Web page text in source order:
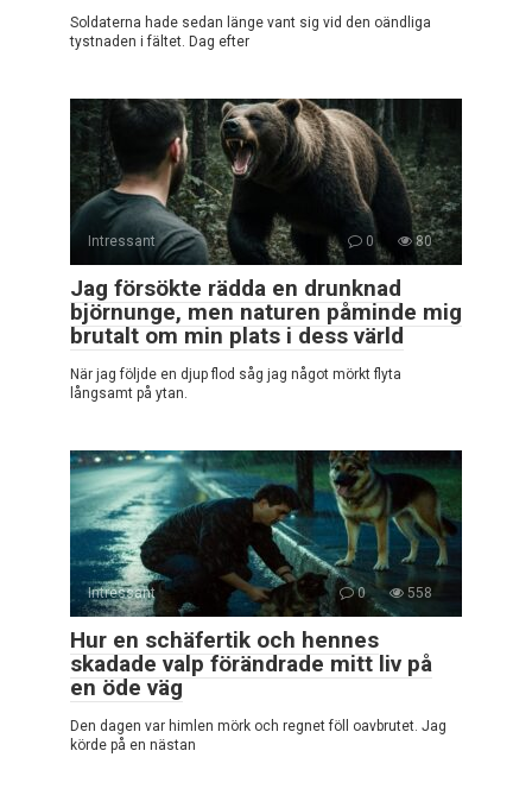
Soldaterna hade sedan länge vant sig vid den oändliga
tystnaden i fältet. Dag efter
Intressant 0 80
Jag försökte rädda en drunknad
björnunge, men naturen påminde mig
brutalt om min plats i dess värld
När jag följde en djup flod såg jag något mörkt flyta
långsamt på ytan.
Intressant 0 558
Hur en schäfertik och hennes
skadade valp förändrade mitt liv på
en öde väg
Den dagen var himlen mörk och regnet föll oavbrutet. Jag
körde på en nästan